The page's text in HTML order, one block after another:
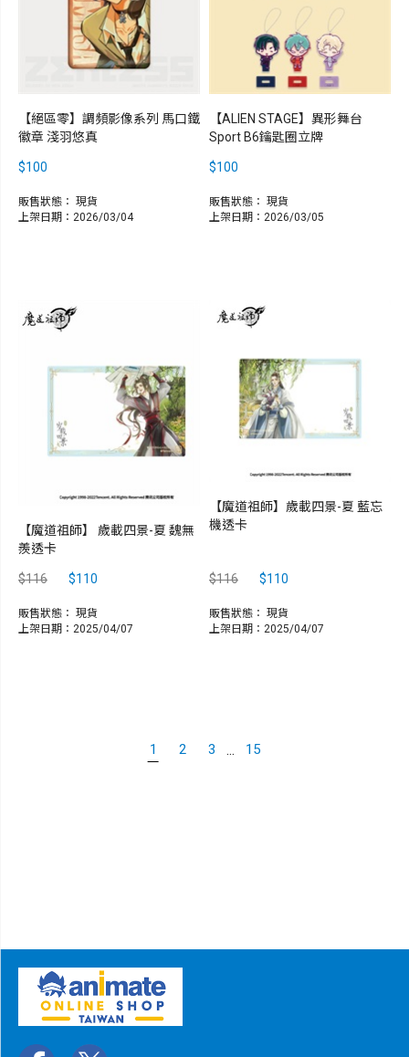
【絕區零】調頻影像系列 馬口鐵
徽章 淺羽悠真
$100
販售狀態： 現貨
上架日期：2026/03/04
【ALIEN STAGE】異形舞台
Sport B6鑰匙圈立牌
$100
販售狀態： 現貨
上架日期：2026/03/05
【魔道祖師】 歲載四景-夏 魏無
羨透卡
$116 $110
販售狀態： 現貨
上架日期：2025/04/07
【魔道祖師】歲載四景-夏 藍忘
機透卡
$116 $110
販售狀態： 現貨
上架日期：2025/04/07
1 2 3 ... 15